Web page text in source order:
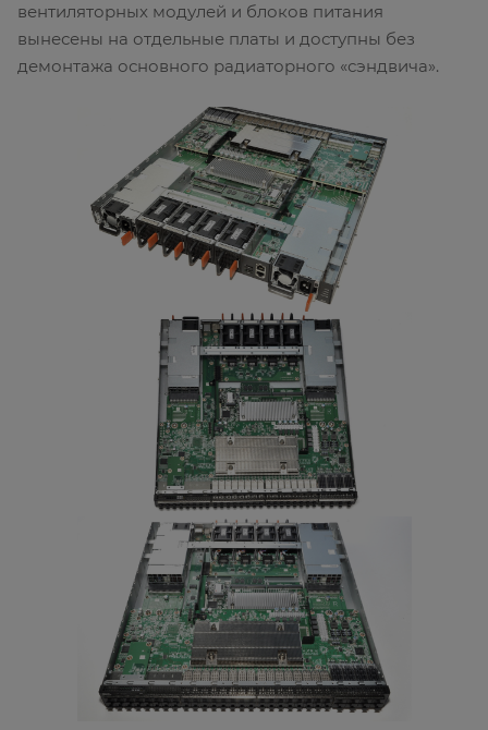
вентиляторных модулей и блоков питания
вынесены на отдельные платы и доступны без
демонтажа основного радиаторного «сэндвича».